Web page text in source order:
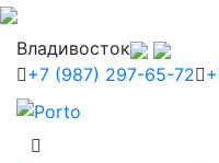
Владивосток
+7 (987) 297-65-72